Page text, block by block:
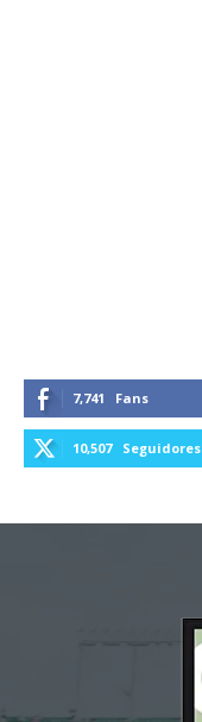
7,741 Fans
10,507 Seguidores